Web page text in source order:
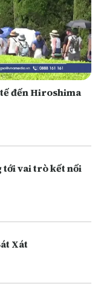
đến Hiroshima
tới vai trò kết nối
Xát